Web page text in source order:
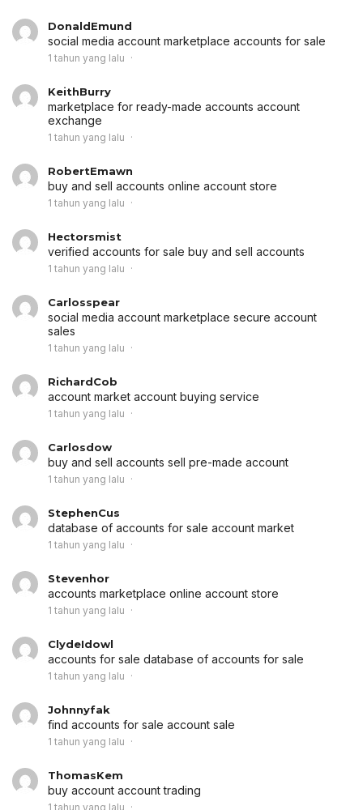
DonaldEmund
social media account marketplace accounts for sale
1 tahun yang lalu
KeithBurry
marketplace for ready-made accounts account
exchange
1 tahun yang lalu
RobertEmawn
buy and sell accounts online account store
1 tahun yang lalu
Hectorsmist
verified accounts for sale buy and sell accounts
1 tahun yang lalu
Carlosspear
social media account marketplace secure account
sales
1 tahun yang lalu
RichardCob
account market account buying service
1 tahun yang lalu
Carlosdow
buy and sell accounts sell pre-made account
1 tahun yang lalu
StephenCus
database of accounts for sale account market
1 tahun yang lalu
Stevenhor
accounts marketplace online account store
1 tahun yang lalu
ClydeIdowl
accounts for sale database of accounts for sale
1 tahun yang lalu
Johnnyfak
find accounts for sale account sale
1 tahun yang lalu
ThomasKem
buy account account trading
1 tahun yang lalu